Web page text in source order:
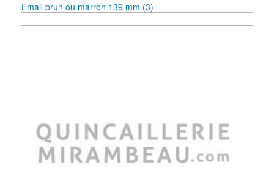
Email brun ou marron 139 mm (3)